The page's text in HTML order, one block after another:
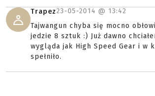
Trapez23-05-2014 @ 13:42
Tajwangun chyba się mocno
jedzie 8 sztuk :) Już dawno
wygląda jak High Speed Gear i w
spełniło.